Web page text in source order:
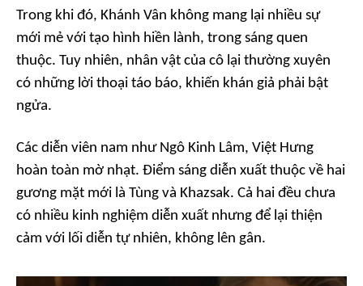
Trong khi đó, Khánh Vân không mang lại nhiều sự
mới mẻ với tạo hình hiền lành, trong sáng quen
thuộc. Tuy nhiên, nhân vật của cô lại thường xuyên
có những lời thoại táo báo, khiến khán giả phải bật
ngửa.
Các diễn viên nam như Ngô Kinh Lâm, Việt Hưng
hoàn toàn mờ nhạt. Điểm sáng diễn xuất thuộc về hai
gương mặt mới là Tùng và Khazsak. Cả hai đều chưa
có nhiều kinh nghiệm diễn xuất nhưng để lại thiện
cảm với lối diễn tự nhiên, không lên gân.